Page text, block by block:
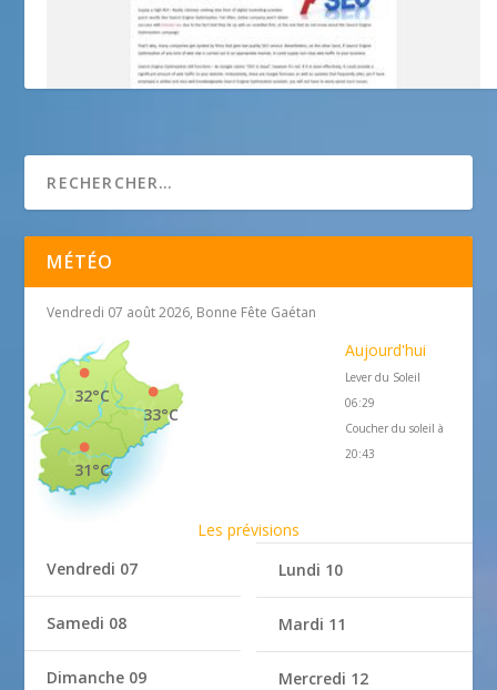
MÉTÉO
Vendredi 07 août 2026, Bonne Fête Gaétan
33°C
32°C
31°C
Aujourd'hui
Lever du Soleil
06:29
Coucher du soleil à
20:43
Les prévisions
Vendredi 07
Samedi 08
Dimanche 09
Lundi 10
Mardi 11
Mercredi 12